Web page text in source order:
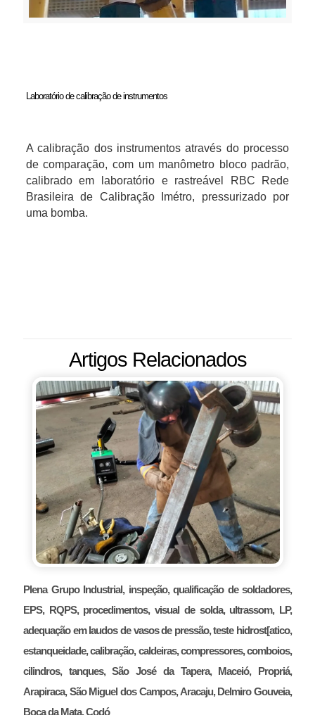
Laboratório de calibração de instrumentos
A calibração dos instrumentos através do processo
de comparação, com um manômetro bloco padrão,
calibrado em laboratório e rastreável RBC Rede
Brasileira de Calibração Imétro, pressurizado por
uma bomba.
Artigos Relacionados
Plena Grupo Industrial, inspeção, qualificação de soldadores,
EPS, RQPS, procedimentos, visual de solda, ultrassom, LP,
adequação em laudos de vasos de pressão, teste hidrost[atico,
estanqueidade, calibração, caldeiras, compressores, comboios,
cilindros, tanques, São José da Tapera, Maceió, Propriá,
Arapiraca, São Miguel dos Campos, Aracaju, Delmiro Gouveia,
Boca da Mata, Codó